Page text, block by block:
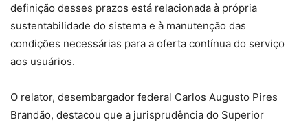
definição desses prazos está relacionada à própria
sustentabilidade do sistema e à manutenção das
condições necessárias para a oferta contínua do serviço
aos usuários.
O relator, desembargador federal Carlos Augusto Pires
Brandão, destacou que a jurisprudência do Superior